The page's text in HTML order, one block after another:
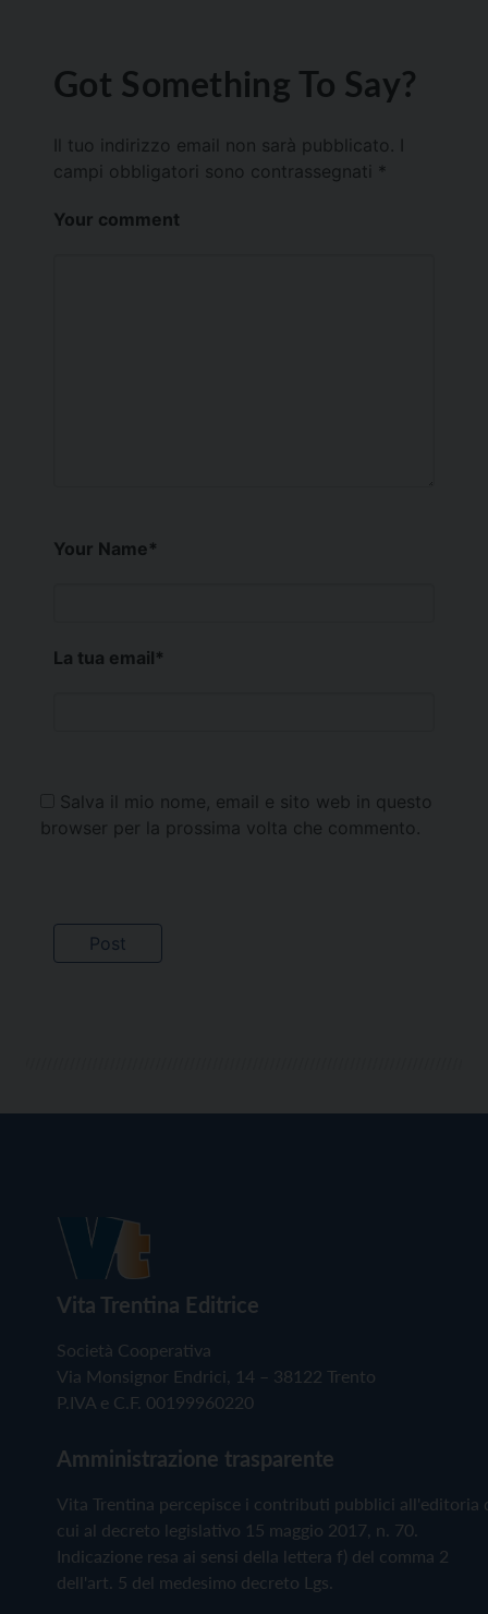
Got Something To Say?
Il tuo indirizzo email non sarà pubblicato.
campi obbligatori sono contrassegnati *
Your comment
Your Name*
La tua email*
Salva il mio nome, email e sito web in questo
browser per la prossima volta che commento.
Vita Trentina Editrice
Società Cooperativa
Via Monsignor Endrici, 14 – 38122 Trento
P.IVA e C.F. 00199960220
Amministrazione trasparente
Vita Trentina percepisce i contributi pubblici all'editoria
cui al decreto legislativo 15 maggio 2017, n. 70.
Indicazione resa ai sensi della lettera f) del comma 2
dell'art. 5 del medesimo decreto Lgs.